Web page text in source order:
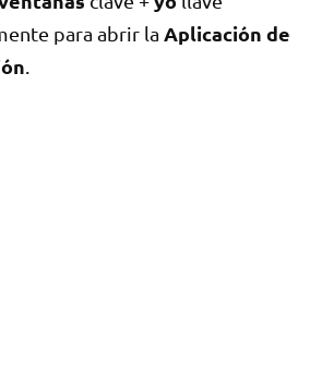
para abrir la Aplicación de